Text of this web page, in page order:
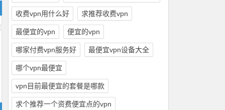
收费vpn用什么好 求推荐收费vpn
最便宜的vpn 便宜的vpn
哪家付费vpn服务好 最便宜vpn设备大全
哪个vpn最便宜
vpn目前最便宜的套餐是哪款
求个推荐一个资费便宜点的vpn